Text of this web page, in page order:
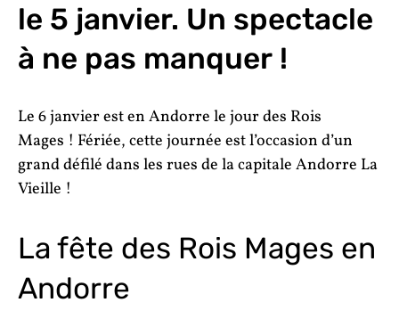
le 5 janvier. Un spectacle
à ne pas manquer !
Le 6 janvier est en Andorre le jour des Rois
Mages ! Fériée, cette journée est l’occasion d’un
grand défilé dans les rues de la capitale Andorre La
Vieille !
La fête des Rois Mages en
Andorre